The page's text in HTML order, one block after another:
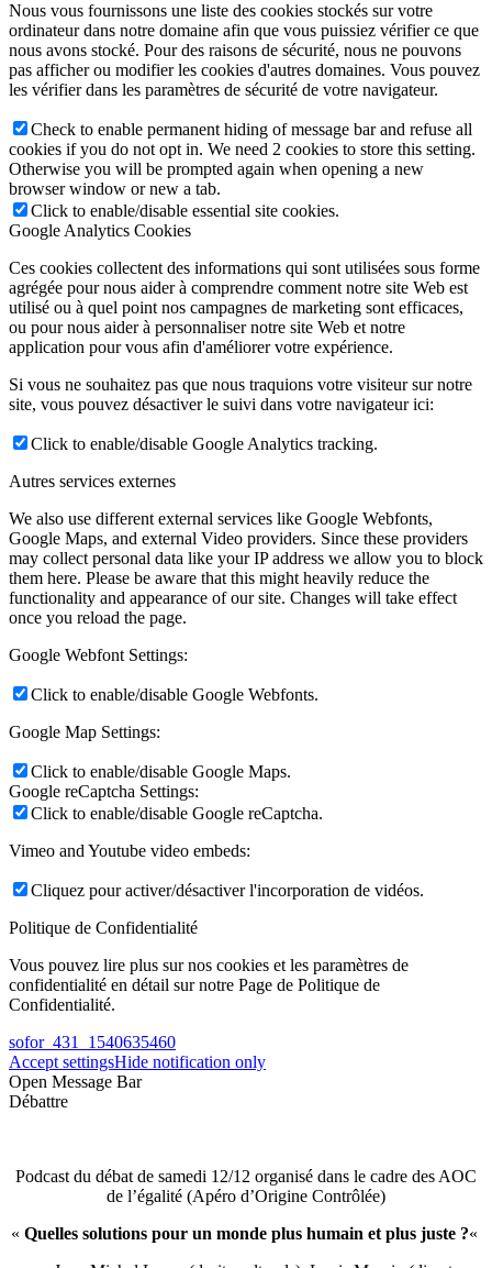
Nous vous fournissons une liste des cookies stockés sur votre
ordinateur dans notre domaine afin que vous puissiez vérifier ce que
nous avons stocké. Pour des raisons de sécurité, nous ne pouvons
pas afficher ou modifier les cookies d'autres domaines. Vous pouvez
les vérifier dans les paramètres de sécurité de votre navigateur.
Check to enable permanent hiding of message bar and refuse all
cookies if you do not opt in. We need 2 cookies to store this setting.
Otherwise you will be prompted again when opening a new
browser window or new a tab.
Click to enable/disable essential site cookies.
Google Analytics Cookies
Ces cookies collectent des informations qui sont utilisées sous forme
agrégée pour nous aider à comprendre comment notre site Web est
utilisé ou à quel point nos campagnes de marketing sont efficaces,
ou pour nous aider à personnaliser notre site Web et notre
application pour vous afin d'améliorer votre expérience.
Si vous ne souhaitez pas que nous traquions votre visiteur sur notre
site, vous pouvez désactiver le suivi dans votre navigateur ici:
Click to enable/disable Google Analytics tracking.
Autres services externes
We also use different external services like Google Webfonts,
Google Maps, and external Video providers. Since these providers
may collect personal data like your IP address we allow you to block
them here. Please be aware that this might heavily reduce the
functionality and appearance of our site. Changes will take effect
once you reload the page.
Google Webfont Settings:
Click to enable/disable Google Webfonts.
Google Map Settings:
Click to enable/disable Google Maps.
Google reCaptcha Settings:
Click to enable/disable Google reCaptcha.
Vimeo and Youtube video embeds:
Cliquez pour activer/désactiver l'incorporation de vidéos.
Politique de Confidentialité
Vous pouvez lire plus sur nos cookies et les paramètres de
confidentialité en détail sur notre Page de Politique de
Confidentialité.
sofor_431_1540635460
Accept settingsHide notification only
Open Message Bar
Débattre
Podcast du débat de samedi 12/12 organisé dans le cadre des AOC
de l’égalité (Apéro d’Origine Contrôlée)
« Quelles solutions pour un monde plus humain et plus juste ?«